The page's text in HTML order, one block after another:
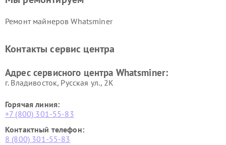
Ремонт майнеров Whatsminer
Контакты сервис центра
Адрес сервисного центра Whatsminer:
г. Владивосток, Русская ул., 2К
Горячая линия:
+7 (800) 301-55-83
Контактный телефон:
8 (800) 301-55-83